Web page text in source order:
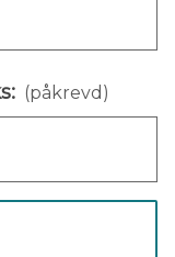
(påkrevd)